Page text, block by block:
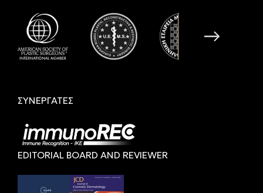
ΣΥΝΕΡΓΑΤΕΣ
EDITORIAL BOARD AND REVIEWER